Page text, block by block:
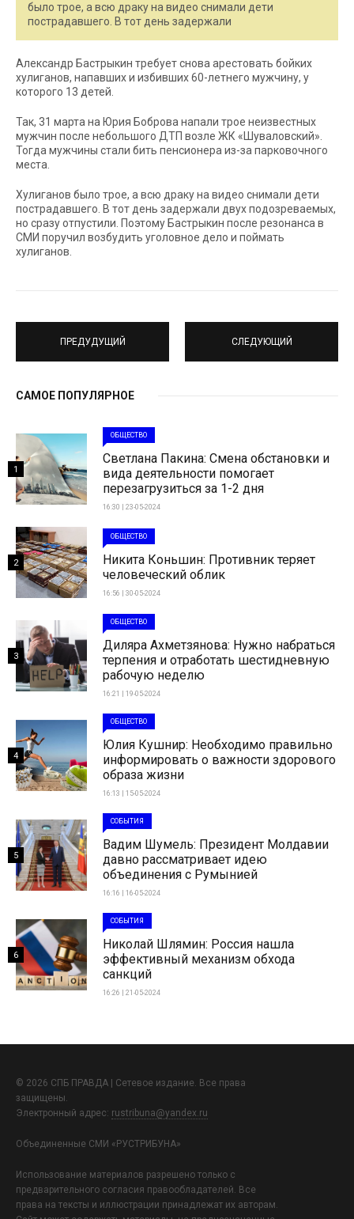
было трое, а всю драку на видео снимали дети
пострадавшего. В тот день задержали
Александр Бастрыкин требует снова арестовать бойких
хулиганов, напавших и избивших 60-летнего мужчину, у
которого 13 детей.
Так, 31 марта на Юрия Боброва напали трое неизвестных
мужчин после небольшого ДТП возле ЖК «Шуваловский».
Тогда мужчины стали бить пенсионера из-за парковочного
места.
Хулиганов было трое, а всю драку на видео снимали дети
пострадавшего. В тот день задержали двух подозреваемых,
но сразу отпустили. Поэтому Бастрыкин после резонанса в
СМИ поручил возбудить уголовное дело и поймать
хулиганов.
ПРЕДУДУЩИЙ СЛЕДУЮЩИЙ
САМОЕ ПОПУЛЯРНОЕ
ОБЩЕСТВО
Светлана Пакина: Смена обстановки и
вида деятельности помогает
перезагрузиться за 1-2 дня
16:30 | 23-05-2024
1
ОБЩЕСТВО
Никита Коньшин: Противник теряет
человеческий облик
16:56 | 30-05-2024
2
ОБЩЕСТВО
Диляра Ахметзянова: Нужно набраться
терпения и отработать шестидневную
рабочую неделю
16:21 | 19-05-2024
3
ОБЩЕСТВО
Юлия Кушнир: Необходимо правильно
информировать о важности здорового
образа жизни
16:13 | 15-05-2024
4
СОБЫТИЯ
Вадим Шумель: Президент Молдавии
давно рассматривает идею
объединения с Румынией
16:16 | 16-05-2024
5
СОБЫТИЯ
Николай Шлямин: Россия нашла
эффективный механизм обхода
санкций
16:26 | 21-05-2024
6
© 2026 СПБ ПРАВДА | Сетевое издание. Все права
защищены.
Электронный адрес: rustribuna@yandex.ru
Объединенные СМИ «РУСТРИБУНА»
Использование материалов разрешено только с
предварительного согласия правообладателей. Все
права на тексты и иллюстрации принадлежат их авторам.